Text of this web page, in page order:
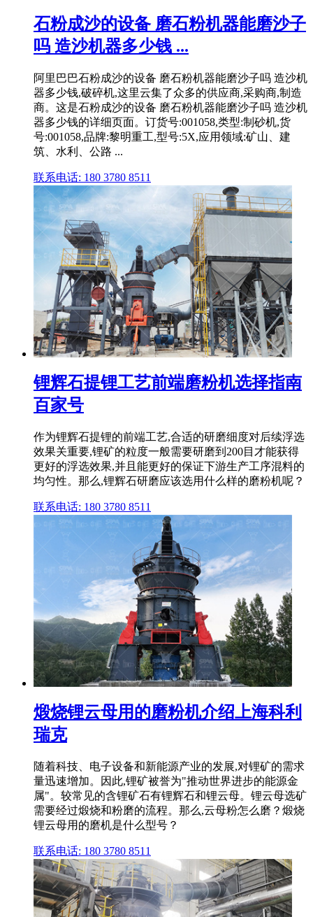
石粉成沙的设备 磨石粉机器能磨沙子
吗 造沙机器多少钱 ...
阿里巴巴石粉成沙的设备 磨石粉机器能磨沙子吗 造沙机
器多少钱,破碎机,这里云集了众多的供应商,采购商,制造
商。这是石粉成沙的设备 磨石粉机器能磨沙子吗 造沙机
器多少钱的详细页面。订货号:001058,类型:制砂机,货
号:001058,品牌:黎明重工,型号:5X,应用领域:矿山、建
筑、水利、公路 ...
联系电话: 180 3780 8511
锂辉石提锂工艺前端磨粉机选择指南
百家号
作为锂辉石提锂的前端工艺,合适的研磨细度对后续浮选
效果关重要,锂矿的粒度一般需要研磨到200目才能获得
更好的浮选效果,并且能更好的保证下游生产工序混料的
均匀性。那么,锂辉石研磨应该选用什么样的磨粉机呢？
联系电话: 180 3780 8511
煅烧锂云母用的磨粉机介绍上海科利
瑞克
随着科技、电子设备和新能源产业的发展,对锂矿的需求
量迅速增加。因此,锂矿被誉为"推动世界进步的能源金
属"。较常见的含锂矿石有锂辉石和锂云母。锂云母选矿
需要经过煅烧和粉磨的流程。那么,云母粉怎么磨？煅烧
锂云母用的磨机是什么型号？
联系电话: 180 3780 8511